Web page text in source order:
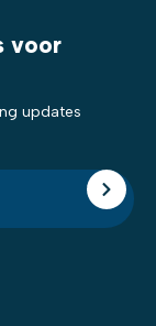
voor
updates